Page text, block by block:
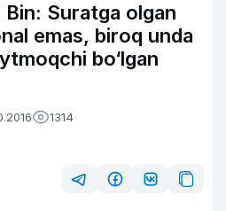
Suratga olgan
emas, biroq unda
bo‘lgan
1314